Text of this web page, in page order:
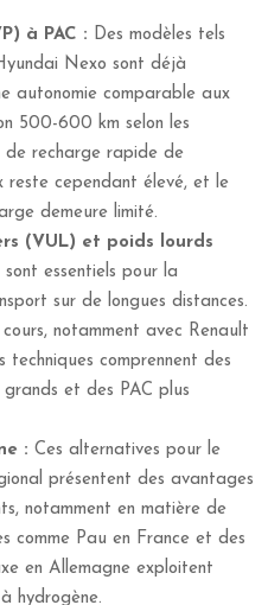
à PAC : Des modèles tels
Nexo sont déjà
autonomie comparable aux
500-600 km selon les
de recharge rapide de
reste cependant élevé, et le
demeure limité.
(VUL) et poids lourds
sont essentiels pour la
sur de longues distances.
notamment avec Renault
comprennent des
grands et des PAC plus
: Ces alternatives pour le
présentent des avantages
notamment en matière de
comme Pau en France et des
en Allemagne exploitent
hydrogène.